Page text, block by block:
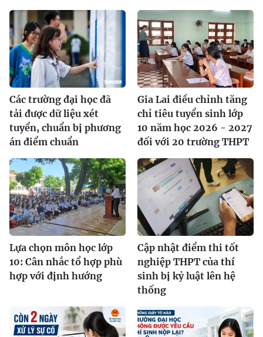
Các trường đại học đã
tải được dữ liệu xét
tuyển, chuẩn bị phương
án điểm chuẩn
Gia Lai điều chỉnh tăng
chỉ tiêu tuyển sinh lớp
10 năm học 2026 - 2027
đối với 20 trường THPT
Lựa chọn môn học lớp
10: Cân nhắc tổ hợp phù
hợp với định hướng
Cập nhật điểm thi tốt
nghiệp THPT của thí
sinh bị kỷ luật lên hệ
thống